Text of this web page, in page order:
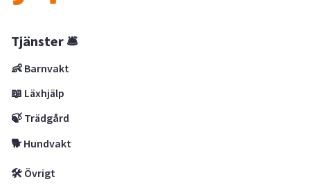
Tjänster 🛎
👶 Barnvakt
📖 Läxhjälp
🍃 Trädgård
🐕 Hundvakt
🛠 Övrigt